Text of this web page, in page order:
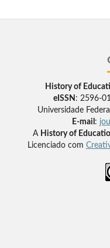
History of
eISSN : 2596-
Universidade
E-mail :
A History of
Licenciado com